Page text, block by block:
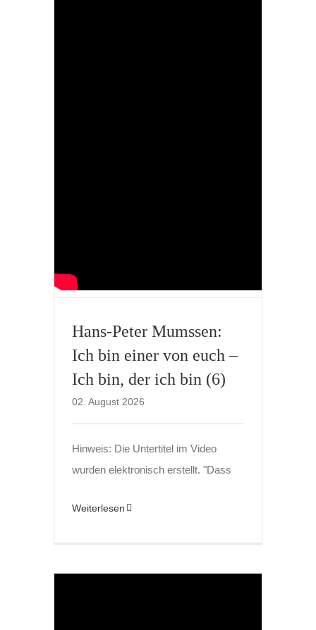
Hans-Peter Mumssen:
Ich bin einer von euch –
Ich bin, der ich bin (6)
02. August 2026
Hinweis: Die Untertitel im Video
wurden elektronisch erstellt. "Dass
Weiterlesen